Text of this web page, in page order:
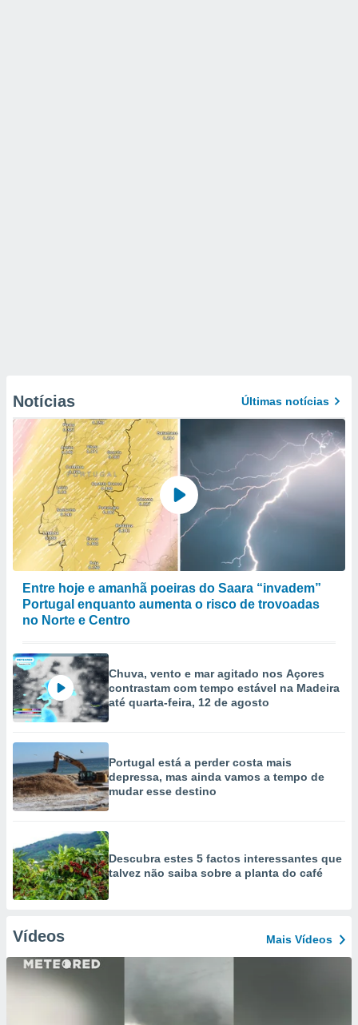
Notícias Últimas notícias
Entre hoje e amanhã poeiras do Saara “invadem”
Portugal enquanto aumenta o risco de trovoadas
no Norte e Centro
Chuva, vento e mar agitado nos Açores
contrastam com tempo estável na Madeira
até quarta-feira, 12 de agosto
Portugal está a perder costa mais
depressa, mas ainda vamos a tempo de
mudar esse destino
Descubra estes 5 factos interessantes que
talvez não saiba sobre a planta do café
Vídeos Mais Vídeos